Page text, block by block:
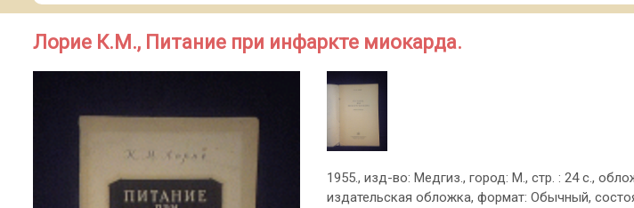
Лорие К.М., Питание при инфаркте миокарда.
1955., изд-во: Медгиз., город: М., стр. : 24 c.,
издательская обложка, формат: Обычный,